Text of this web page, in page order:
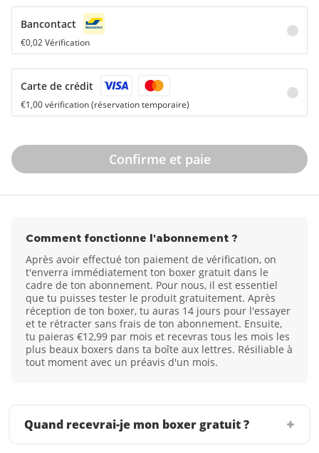
Bancontact
€0,02 Vérification
Carte de crédit
€1,00 vérification (réservation temporaire)
Confirme et paie
Comment fonctionne l'abonnement ?
Après avoir effectué ton paiement de vérification, on
t'enverra immédiatement ton boxer gratuit dans le
cadre de ton abonnement. Pour nous, il est essentiel
que tu puisses tester le produit gratuitement. Après
réception de ton boxer, tu auras 14 jours pour l'essayer
et te rétracter sans frais de ton abonnement. Ensuite,
tu paieras €12,99 par mois et recevras tous les mois les
plus beaux boxers dans ta boîte aux lettres. Résiliable à
tout moment avec un préavis d'un mois.
Quand recevrai-je mon boxer gratuit ?